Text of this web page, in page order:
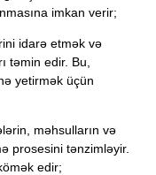
imkan verir;
idarə etmək və
təmin edir. Bu,
yetirmək üçün
məhsulların və
prosesini tənzimləyir.
edir;